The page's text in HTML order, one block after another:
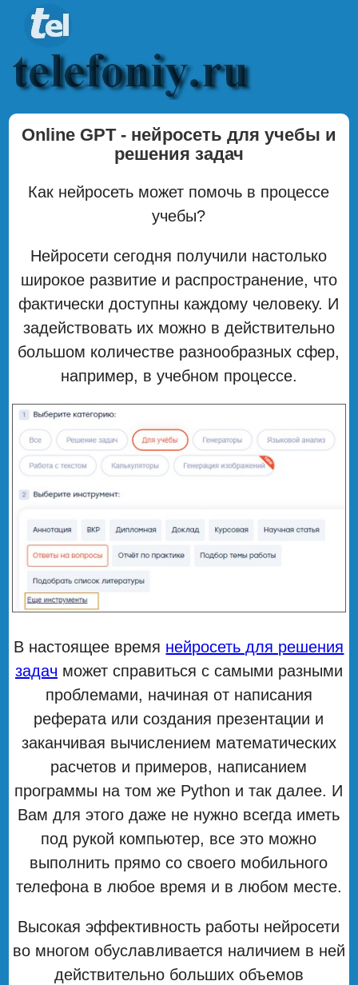
Online GPT - нейросеть для учебы и
решения задач
Как нейросеть может помочь в процессе
учебы?
Нейросети сегодня получили настолько
широкое развитие и распространение, что
фактически доступны каждому человеку. И
задействовать их можно в действительно
большом количестве разнообразных сфер,
например, в учебном процессе.
В настоящее время нейросеть для решения
задач может справиться с самыми разными
проблемами, начиная от написания
реферата или создания презентации и
заканчивая вычислением математических
расчетов и примеров, написанием
программы на том же Python и так далее. И
Вам для этого даже не нужно всегда иметь
под рукой компьютер, все это можно
выполнить прямо со своего мобильного
телефона в любое время и в любом месте.
Высокая эффективность работы нейросети
во многом обуславливается наличием в ней
действительно больших объемов